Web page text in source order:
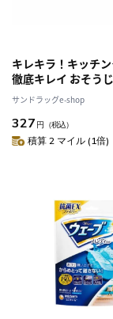
キレキラ！キッチ
徹底キレイ おそう
サンドラッグe-shop
327 円 （税込）
積算 2 マイル (1倍)